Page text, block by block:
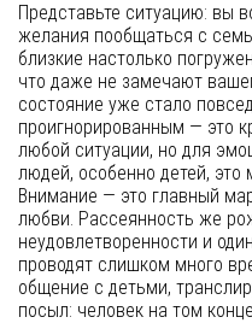
Представьте ситуацию: вы
желания пообщаться с
близкие настолько
что даже не замечают
состояние уже стало
проигнорированным — это
любой ситуации, но для
людей, особенно детей,
Внимание — это главный
любви. Рассеянность же
неудовлетворенности и
проводят слишком много
общение с детьми,
посыл: человек на том